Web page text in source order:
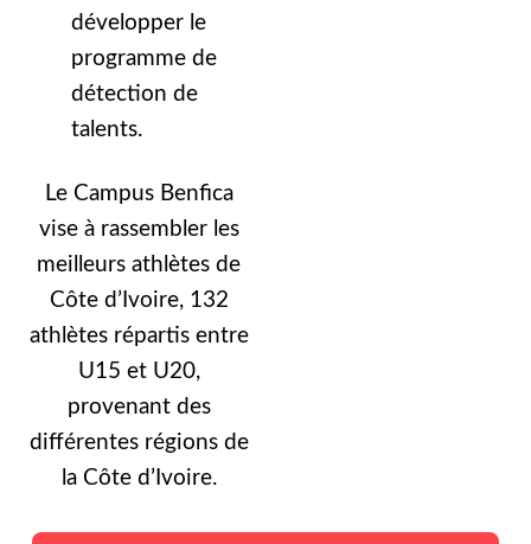
développer le
programme de
détection de
talents.
Le Campus Benfica
vise à rassembler les
meilleurs athlètes de
Côte d’Ivoire, 132
athlètes répartis entre
U15 et U20,
provenant des
différentes régions de
la Côte d’Ivoire.